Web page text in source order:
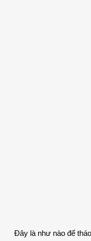
Đây là như nào để